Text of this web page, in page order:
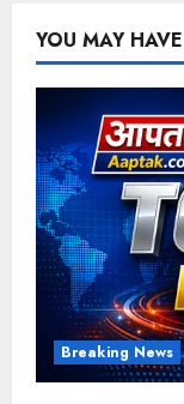
YOU MAY
Breaking News